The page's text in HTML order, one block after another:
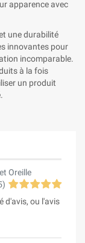
apparence avec
une durabilité
innovantes pour
incomparable.
à la fois
un produit
Oreille
)
d'avis, ou l'avis